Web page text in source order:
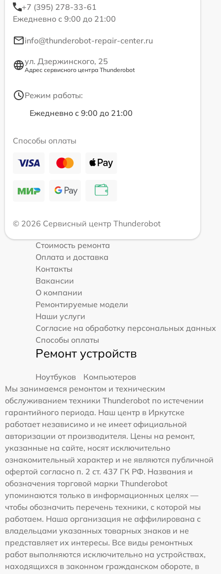
+7 (395) 278-33-61
Ежедневно с 9:00 до 21:00
info@thunderobot-repair-center.ru
ул. Дзержинского, 25
Адрес сервисного центра Thunderobot
Режим работы:
Ежедневно с 9:00 до 21:00
Способы оплаты
© 2026 Сервисный центр Thunderobot
Стоимость ремонта
Оплата и доставка
Контакты
Вакансии
О компании
Ремонтируемые модели
Наши услуги
Согласие на обработку персональных данных
Способы оплаты
Ремонт устройств
Ноутбуков
Компьютеров
Мы занимаемся ремонтом и техническим
обслуживанием техники Thunderobot по истечении
гарантийного периода. Наш центр в Иркутске
работает независимо и не имеет официальной
авторизации от производителя. Цены на ремонт,
указанные на сайте, носят исключительно
ознакомительный характер и не являются публичной
офертой согласно п. 2 ст. 437 ГК РФ. Названия и
обозначения торговой марки Thunderobot
упоминаются только в информационных целях —
чтобы обозначить перечень техники, с которой мы
работаем. Наша организация не аффилирована с
владельцами указанных товарных знаков и не
представляет их интересы. Все виды ремонтных
работ выполняются исключительно на устройствах,
находящихся в законном гражданском обороте, в